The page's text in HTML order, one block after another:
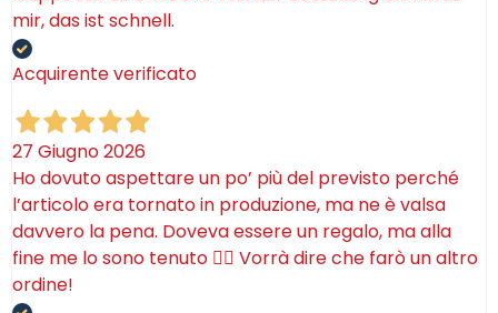
mir, das ist schnell.
Acquirente verificato
27 Giugno 2026
Ho dovuto aspettare un po’ più del previsto perché
l’articolo era tornato in produzione, ma ne è valsa
davvero la pena. Doveva essere un regalo, ma alla
fine me lo sono tenuto 🤷‍♂️ Vorrà dire che farò un altro
ordine!